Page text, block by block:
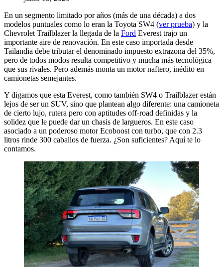
En un segmento limitado por años (más de una década) a dos
modelos puntuales como lo eran la Toyota SW4 (ver prueba) y la
Chevrolet Trailblazer la llegada de la Ford Everest trajo un
importante aire de renovación. En este caso importada desde
Tailandia debe tributar el denominado impuesto extrazona del 35%,
pero de todos modos resulta competitivo y mucha más tecnológica
que sus rivales. Pero además monta un motor naftero, inédito en
camionetas semejantes.
Y digamos que esta Everest, como también SW4 o Trailblazer están
lejos de ser un SUV, sino que plantean algo diferente: una camioneta
de cierto lujo, rutera pero con aptitudes off-road definidas y la
solidez que le puede dar un chasis de largueros. En este caso
asociado a un poderoso motor Ecoboost con turbo, que con 2.3
litros rinde 300 caballos de fuerza. ¿Son suficientes? Aquí te lo
contamos.